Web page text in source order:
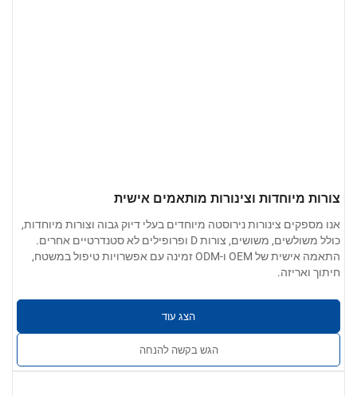
צורות מיוחדות וצינורות מותאמים אישית
אנו מספקים צינורות נירוסטה מיוחדים בעלי דיוק גבוה וצורות מיוחדות,
כולל משולשים, משושים, צורות D ופרופילים לא סטנדרטיים אחרים.
התאמה אישית של OEM ו-ODM זמינה עם אפשרויות טיפול במשטח,
חיתוך ואריזה.
הצג עוד
הגש בקשה להנחה